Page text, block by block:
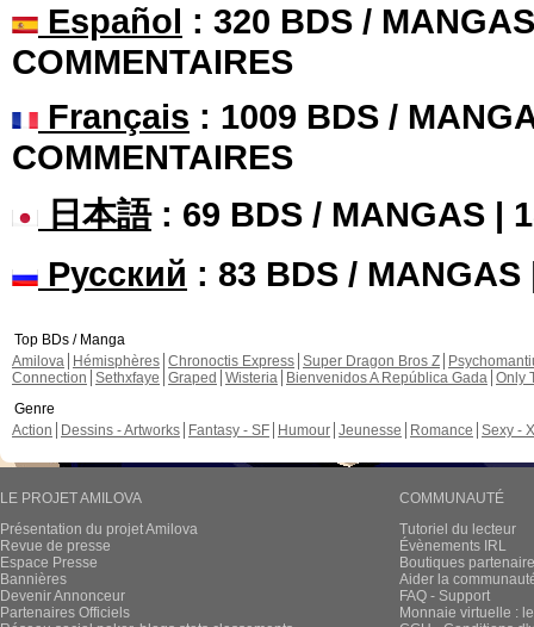
Español : 320 BDS /
COMMENTAIRES
Français : 1009 BDS /
COMMENTAIRES
日本語: 69 BDS / MANGAS |
Русский : 83 BDS / MANGAS
Top BDs / Manga
Amilova
Hémisphères Chronoctis Express Super Dragon Bros Z
Connection Sethxfaye Graped Wisteria Bienvenidos A República Gada Only
Genre
Action
Dessins - Artworks Fantasy - SF Humour Jeunesse Romance Sexy -
LE PROJET AMILOVA
Présentation du projet Amilova
Revue de presse
Espace Presse
Bannières
Devenir Annonceur
Partenaires Officiels
COMMUNAUTÉ
Tutoriel du lecteur
Évènements IRL
Boutiques
Aider la
FAQ - Support
Monnaie virtuelle :